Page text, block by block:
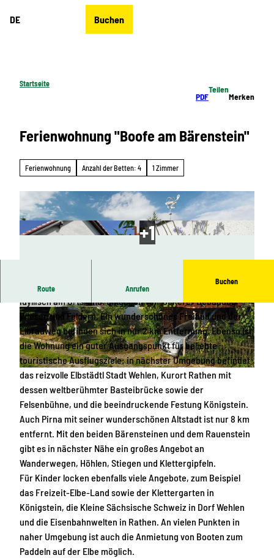
DE Buchen
Startseite
PDF
Teilen
Merken
Ferienwohnung "Boofe am Bärenstein"
Ferienwohnung Anzahl der Betten: 4 1 Zimmer
© Gundi Rößger | CC-BY-SA
© Gundi Rößger | CC-BY-SA © Gundi Rößger |CC-BY-SA
Route Anrufen
Buchen
Die Ferienwohnung liegt in sonniger und ruhiger Lage
idyllisch am Ortsrand, umgeben von lockerer Bebauung,
Wiesen und Feldern. Ein wunderschönes Freibad und der
Elbradweg befinden sich in nur 2 km Entfernung. Ebenso ist
die Wohnung ein guter Ausgangspunkt für beliebte
touristische Ausflugsziele: in nächster Umgebung befindet
das reizvolle Elbstädtl Stadt Wehlen, Kurort Rathen mit
dessen weltberühmter Basteibrücke sowie der
Felsenbühne, und die beeindruckende Festung Königstein.
Auch Pirna mit seiner wunderschönen Altstadt ist nur 8 km
entfernt. Mit den beiden Bärensteinen und dem Rauenstein
gibt es in nächster Nähe ein großes Angebot an
Wanderwegen, Höhlen, Stiegen und Klettergipfeln.
Für Kinder locken ebenfalls viele Angebote, zum Beispiel
das Freizeit-Elbe-Land sowie der Klettergarten in
Königstein, die Kleine Sächsische Schweiz in Dorf Wehlen
und die Eisenbahnwelten in Rathen. An vielen Punkten in
naher Umgebung ist auch die Anmietung von Booten zum
Paddeln auf der Elbe möglich.